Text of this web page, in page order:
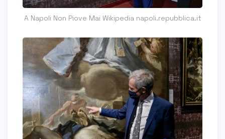
A Napoli Non Piove Mai Wikipedia napoli.repubblica.it